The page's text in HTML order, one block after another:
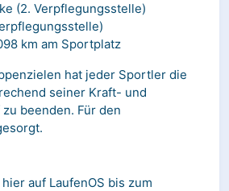
(2. Verpflegungsstelle)
km am Sportplatz
hat jeder Sportler die
seiner Kraft- und
beenden. Für den
auf LaufenOS bis zum